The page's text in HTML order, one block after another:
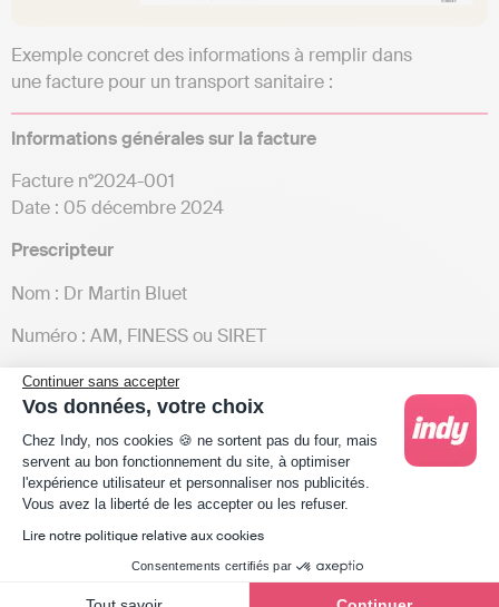
Continuer sans accepter
Vos données, votre choix
Plateforme de Gestion du Consentement :
Chez Indy, nos cookies 🍪 ne sortent pas du four, mais
servent au bon fonctionnement du site, à optimiser
l'expérience utilisateur et personnaliser nos publicités.
Vous avez la liberté de les accepter ou les refuser.
Lire notre politique relative aux cookies
Consentements certifiés par
Axeptio consent
Exemple concret des informations à remplir dans
une facture pour un transport sanitaire :
Informations générales sur la facture
Facture n°2024-001
Date : 05 décembre 2024
Prescripteur
Nom : Dr Martin Bluet
Numéro : AM, FINESS ou SIRET
Si pas de prescripteur : cocher « SAMU » et inscrire le
numéro de mission
Personne transportée et assurée
Nom : Jean Dupont
Date de naissance : 12 janvier 1963
Numéro de sécurité sociale : 12345678910